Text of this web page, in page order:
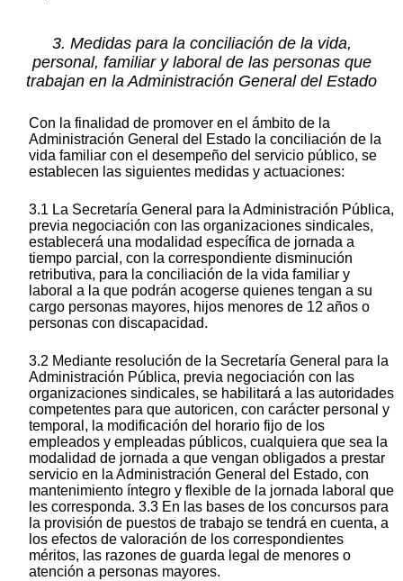
3. Medidas para la conciliación de la vida,
personal, familiar y laboral de las personas que
trabajan en la Administración General del Estado
Con la finalidad de promover en el ámbito de la
Administración General del Estado la conciliación de la
vida familiar con el desempeño del servicio público, se
establecen las siguientes medidas y actuaciones:
3.1 La Secretaría General para la Administración Pública,
previa negociación con las organizaciones sindicales,
establecerá una modalidad específica de jornada a
tiempo parcial, con la correspondiente disminución
retributiva, para la conciliación de la vida familiar y
laboral a la que podrán acogerse quienes tengan a su
cargo personas mayores, hijos menores de 12 años o
personas con discapacidad.
3.2 Mediante resolución de la Secretaría General para la
Administración Pública, previa negociación con las
organizaciones sindicales, se habilitará a las autoridades
competentes para que autoricen, con carácter personal y
temporal, la modificación del horario fijo de los
empleados y empleadas públicos, cualquiera que sea la
modalidad de jornada a que vengan obligados a prestar
servicio en la Administración General del Estado, con
mantenimiento íntegro y flexible de la jornada laboral que
les corresponda. 3.3 En las bases de los concursos para
la provisión de puestos de trabajo se tendrá en cuenta, a
los efectos de valoración de los correspondientes
méritos, las razones de guarda legal de menores o
atención a personas mayores.